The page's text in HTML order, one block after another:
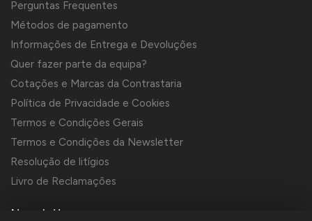
Perguntas Frequentes
Métodos de pagamento
Informações de Entrega e Devoluções
Quer fazer parte da equipa?
Cotações e Marcas da Contrastaria
Política de Privacidade e Cookies
Termos e Condições Gerais
Termos e Condições da Newsletter
Resolução de litígios
Livro de Reclamações
Newsletter